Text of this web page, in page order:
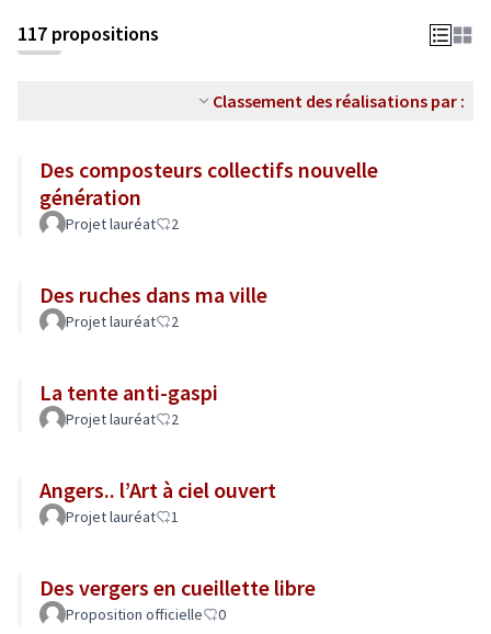
+
−
117 propositions
Classement des réalisations par :
Des composteurs collectifs nouvelle
génération
Projet lauréat 2
Des ruches dans ma ville
Projet lauréat 2
La tente anti-gaspi
Projet lauréat 2
Angers.. l’Art à ciel ouvert
Projet lauréat 1
Des vergers en cueillette libre
Proposition officielle 0